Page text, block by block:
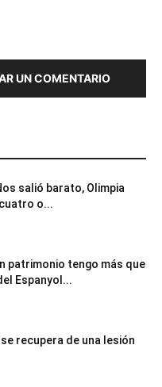
UN COMENTARIO
salió barato, Olimpia
o...
patrimonio tengo más que
Espanyol...
recupera de una lesión